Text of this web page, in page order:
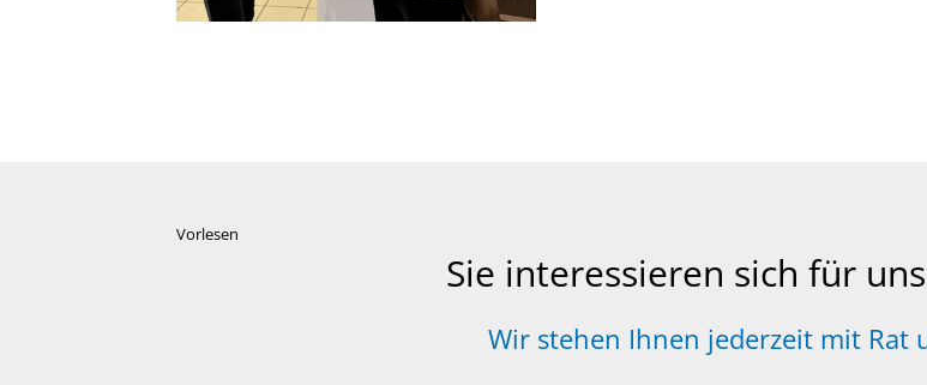
Vorlesen
Sie interessieren sich für
Wir stehen Ihnen jederzeit mit Rat